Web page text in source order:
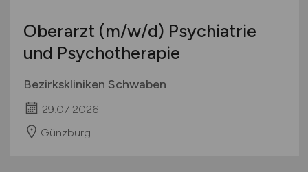
Oberarzt (m/w/d) Psychiatrie
und Psychotherapie
Bezirkskliniken Schwaben
29.07.2026
Günzburg